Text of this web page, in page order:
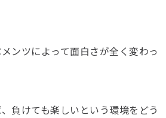
ンツによって面白さが全く変わっ
負けても楽しいという環境をどう